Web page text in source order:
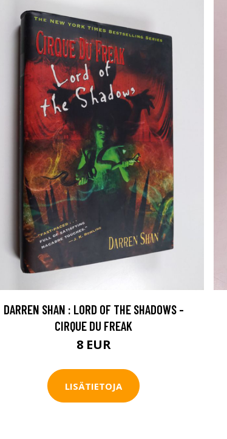
DARREN SHAN : LORD OF THE SHADOWS -
CIRQUE DU FREAK
8 EUR
LISÄTIETOJA